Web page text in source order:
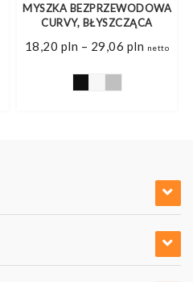
MYSZKA BEZPRZEWODOWA
CURVY, BŁYSZCZĄCA
18,20 pln – 29,06 pln Zakres
netto